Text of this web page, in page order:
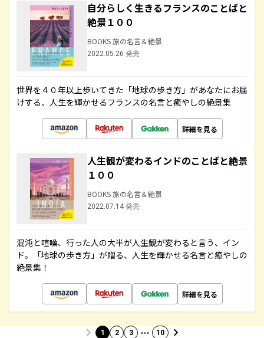
自分らしく生きるフランスのことばと
絶景１００
BOOKS 旅の名言＆絶景
2022.05.26 発売
世界を４０年以上歩いてきた「地球の歩き方」があなたにお届
けする、人生を輝かせるフランスの名言と癒やしの絶景集
詳細を見る
人生観が変わるインドのことばと絶景
１００
BOOKS 旅の名言＆絶景
2022.07.14 発売
混沌と喧噪、行った人の大半が人生観が変わると言う、イン
ド。「地球の歩き方」が贈る、人生を輝かせる名言と癒やしの
絶景集！
詳細を見る
1 2 3 … 10